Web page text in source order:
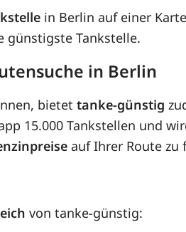
in Berlin auf einer
günstigste Tankstelle.
in Berlin
bietettanke-günstig
15.000 Tankstellen und
auf Ihrer Route zu
von tanke-günstig: